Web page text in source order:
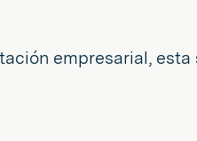
empresarial, esta